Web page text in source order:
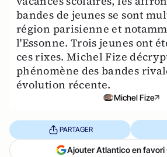
bandes de jeunes se sont
région parisienne et
l'Essonne. Trois jeunes ont
ces rixes. Michel Fize
phénomène des bandes
évolution récente.
Michel Fize
PARTAGER
Ajouter Atlantico en favori